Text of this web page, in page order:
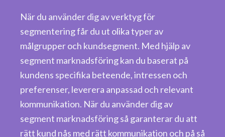
När du använder dig av verktyg för
segmentering får du ut olika typer av
målgrupper och kundsegment. Med hjälp av
segment marknadsföring kan du baserat på
kundens specifika beteende, intressen och
preferenser, leverera anpassad och relevant
kommunikation. När du använder dig av
segment marknadsföring så garanterar du att
rätt kund nås med rätt kommunikation och på så